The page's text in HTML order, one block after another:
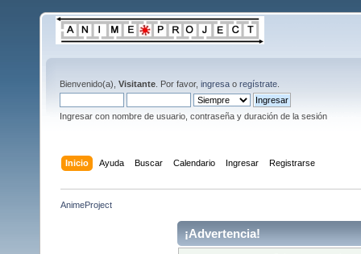
Bienvenido(a), Visitante . Por favor, ingresa o regístrate
Ingresar con nombre de usuario, contraseña y duración de la sesión
Inicio Ayuda Buscar Calendario Ingresar Registrarse
AnimeProject
¡Advertencia!